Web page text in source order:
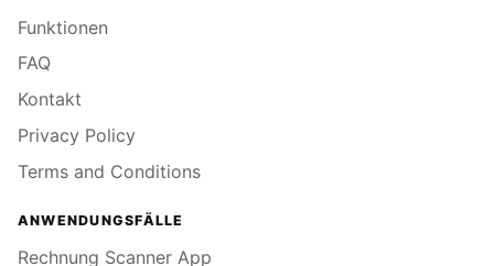
Funktionen
FAQ
Kontakt
Privacy Policy
Terms and Conditions
ANWENDUNGSFÄLLE
Rechnung Scanner App